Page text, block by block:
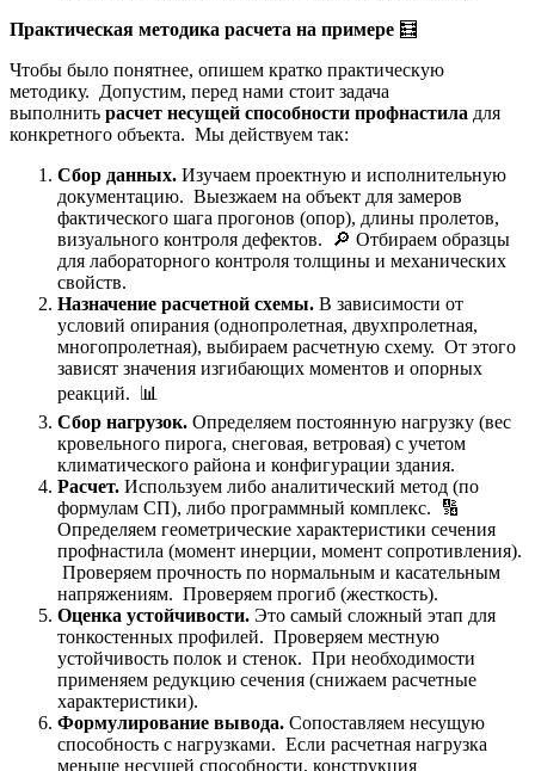
Практическая методика расчета на примере 🧮
Чтобы было понятнее, опишем кратко практическую
методику. Допустим, перед нами стоит задача
выполнить расчет несущей способности профнастила для
конкретного объекта. Мы действуем так:
Сбор данных. Изучаем проектную и исполнительную
документацию. Выезжаем на объект для замеров
фактического шага прогонов (опор), длины пролетов,
визуального контроля дефектов. 🔎 Отбираем образцы
для лабораторного контроля толщины и механических
свойств.
Назначение расчетной схемы. В зависимости от
условий опирания (однопролетная, двухпролетная,
многопролетная), выбираем расчетную схему. От этого
зависят значения изгибающих моментов и опорных
реакций. 📊
Сбор нагрузок. Определяем постоянную нагрузку (вес
кровельного пирога, снеговая, ветровая) с учетом
климатического района и конфигурации здания.
Расчет. Используем либо аналитический метод (по
формулам СП), либо программный комплекс. 🔢
Определяем геометрические характеристики сечения
профнастила (момент инерции, момент сопротивления).
Проверяем прочность по нормальным и касательным
напряжениям. Проверяем прогиб (жесткость).
Оценка устойчивости. Это самый сложный этап для
тонкостенных профилей. Проверяем местную
устойчивость полок и стенок. При необходимости
применяем редукцию сечения (снижаем расчетные
характеристики).
Формулирование вывода. Сопоставляем несущую
способность с нагрузками. Если расчетная нагрузка
меньше несущей способности, конструкция